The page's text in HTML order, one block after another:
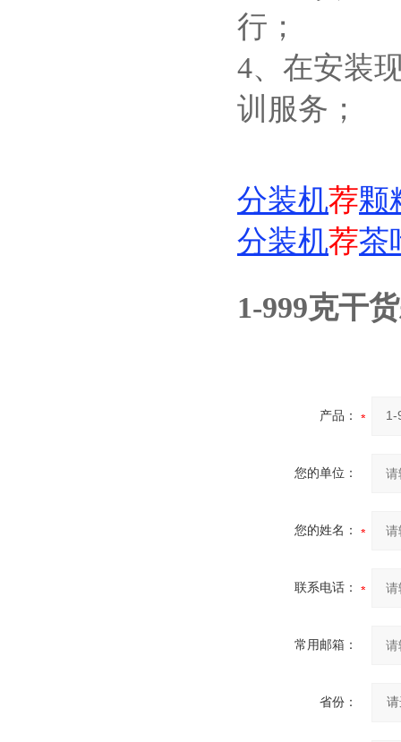
行；
4、在安装
训服务；
分装机荐颗
分装机荐茶
1-999克干
产品：
您的单位：
您的姓名：
联系电话：
常用邮箱：
省份：